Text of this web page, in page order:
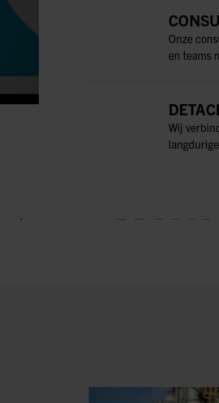
Onze
en teams
Wij